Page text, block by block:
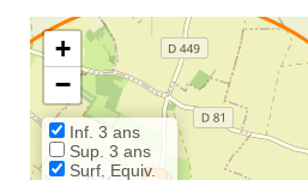
+
−
Inf. 3 ans
Sup. 3 ans
Surf. Equiv.